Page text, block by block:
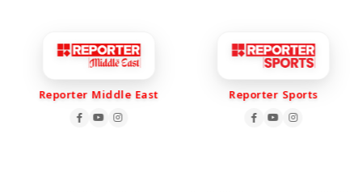
Reporter Middle East Reporter Sports